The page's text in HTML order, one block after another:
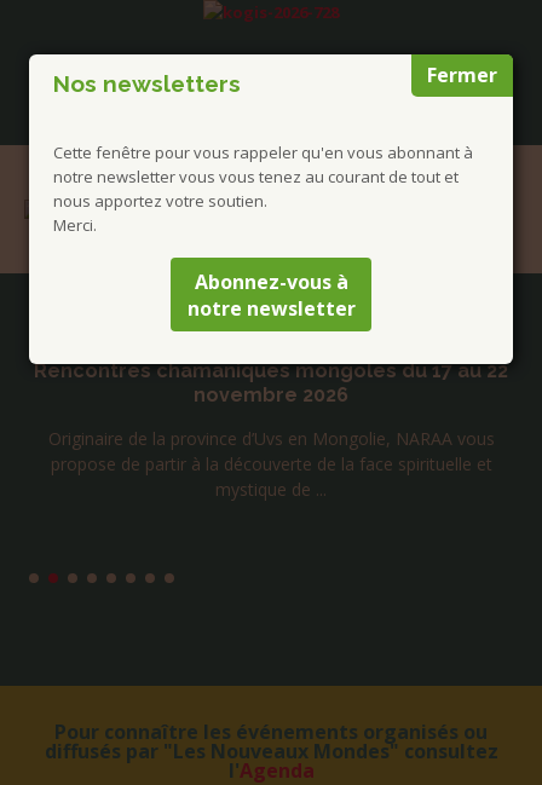
Fermer
Nos newsletters
Cette fenêtre pour vous rappeler qu'en vous abonnant à
notre newsletter vous vous tenez au courant de tout et
nous apportez votre soutien.
Merci.
Abonnez-vous à
notre newsletter
Publications à la Une !
Rencontres chamaniques mongoles du 17 au 22
novembre 2026
Originaire de la province d’Uvs en Mongolie, NARAA vous
propose de partir à la découverte de la face spirituelle et
mystique de ...
Pour connaître les événements organisés ou
diffusés par "Les Nouveaux Mondes" consultez
l'Agenda